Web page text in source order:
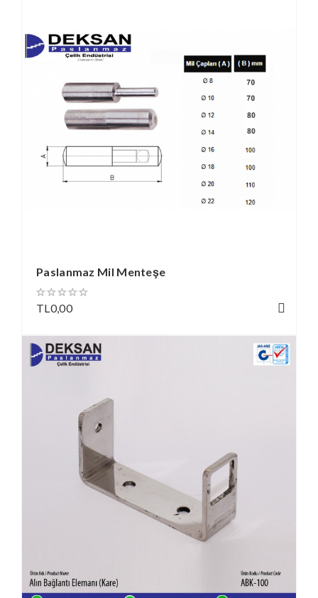
Paslanmaz Mil Menteşe
TL0,00